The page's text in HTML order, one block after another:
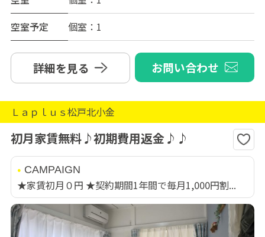
空室予定
個室：1
詳細を見る お問い合わせ
Ｌａｐｌｕｓ松戸北小金
初月家賃無料♪初期費用返金♪♪
CAMPAIGN
★家賃初月０円 ★契約期間1年間で毎月1,000円割...